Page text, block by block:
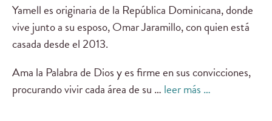
Yamell es originaria de la República Dominicana, donde
vive junto a su esposo, Omar Jaramillo, con quien está
casada desde el 2013.
Ama la Palabra de Dios y es firme en sus convicciones,
procurando vivir cada área de su … leer más …